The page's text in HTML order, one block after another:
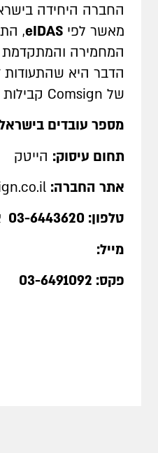
החברה היחידה
מאשר לפי eIDAS
,
המחמירה
הדבר היא שהתעודות
של
מספר עובדים
תחום עיסוק: הייטק
אתר החברה:
טלפון:
מייל:
פקס: 03-6491092